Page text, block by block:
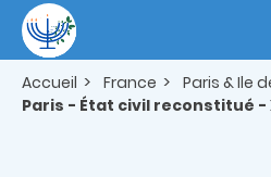
contenu
principal
Accueil France
Paris & Ile
Paris - État civil reconstitué -